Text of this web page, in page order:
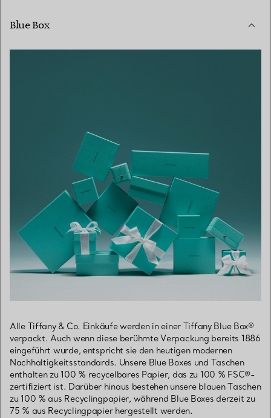
Blue Box
Alle Tiffany & Co. Einkäufe werden in einer Tiffany Blue Box®
verpackt. Auch wenn diese berühmte Verpackung bereits 1886
eingeführt wurde, entspricht sie den heutigen modernen
Nachhaltigkeitsstandards. Unsere Blue Boxes und Taschen
enthalten zu 100 % recycelbares Papier, das zu 100 % FSC®-
zertifiziert ist. Darüber hinaus bestehen unsere blauen Taschen
zu 100 % aus Recyclingpapier, während Blue Boxes derzeit zu
75 % aus Recyclingpapier hergestellt werden.